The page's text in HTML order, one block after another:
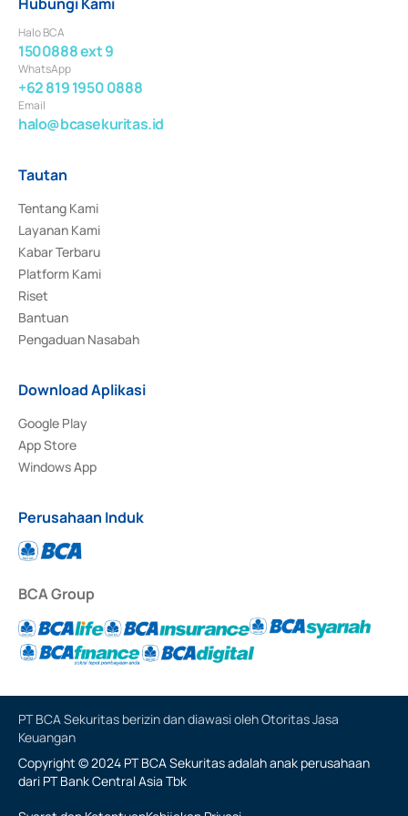
Halo BCA
1500888 ext 9
WhatsApp
+62 819 1950 0888
Email
halo@bcasekuritas.id
Tautan
Tentang Kami
Layanan Kami
Kabar Terbaru
Platform Kami
Riset
Bantuan
Pengaduan Nasabah
Download Aplikasi
Google Play
App Store
Windows App
Perusahaan Induk
BCA Group
PT BCA Sekuritas berizin dan diawasi oleh Otoritas Jasa
Keuangan
Copyright © 2024 PT BCA Sekuritas adalah anak perusahaan
dari PT Bank Central Asia Tbk